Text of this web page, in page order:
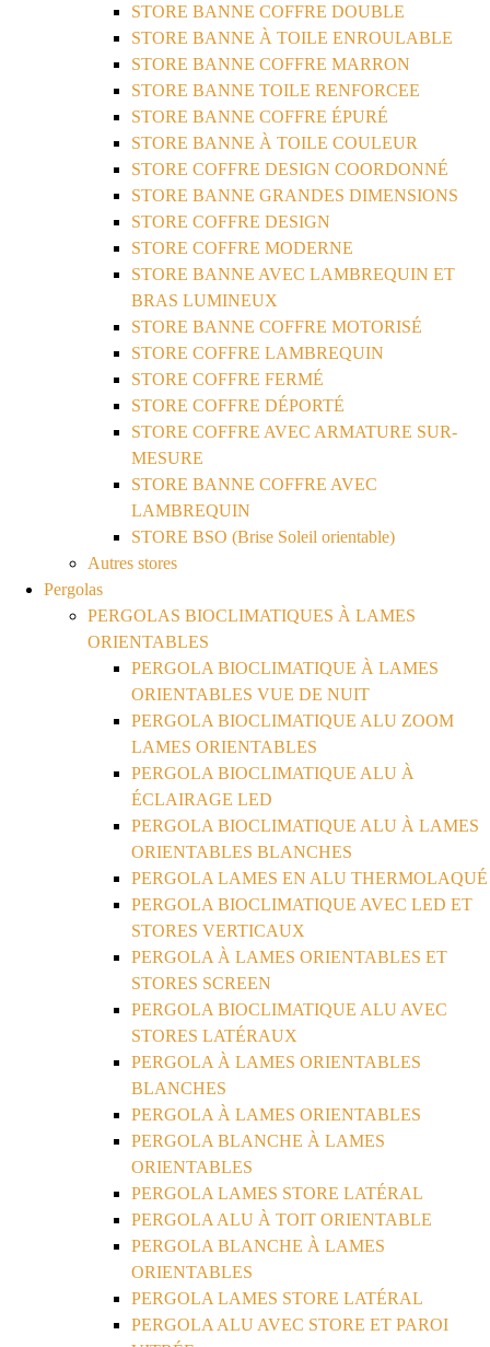
STORE BANNE COFFRE DOUBLE
STORE BANNE À TOILE ENROULABLE
STORE BANNE COFFRE MARRON
STORE BANNE TOILE RENFORCEE
STORE BANNE COFFRE ÉPURÉ
STORE BANNE À TOILE COULEUR
STORE COFFRE DESIGN COORDONNÉ
STORE BANNE GRANDES DIMENSIONS
STORE COFFRE DESIGN
STORE COFFRE MODERNE
STORE BANNE AVEC LAMBREQUIN ET
BRAS LUMINEUX
STORE BANNE COFFRE MOTORISÉ
STORE COFFRE LAMBREQUIN
STORE COFFRE FERMÉ
STORE COFFRE DÉPORTÉ
STORE COFFRE AVEC ARMATURE SUR-
MESURE
STORE BANNE COFFRE AVEC
LAMBREQUIN
STORE BSO (Brise Soleil orientable)
Autres stores
Pergolas
PERGOLAS BIOCLIMATIQUES À LAMES
ORIENTABLES
PERGOLA BIOCLIMATIQUE À LAMES
ORIENTABLES VUE DE NUIT
PERGOLA BIOCLIMATIQUE ALU ZOOM
LAMES ORIENTABLES
PERGOLA BIOCLIMATIQUE ALU À
ÉCLAIRAGE LED
PERGOLA BIOCLIMATIQUE ALU À LAMES
ORIENTABLES BLANCHES
PERGOLA LAMES EN ALU THERMOLAQUÉ
PERGOLA BIOCLIMATIQUE AVEC LED ET
STORES VERTICAUX
PERGOLA À LAMES ORIENTABLES ET
STORES SCREEN
PERGOLA BIOCLIMATIQUE ALU AVEC
STORES LATÉRAUX
PERGOLA À LAMES ORIENTABLES
BLANCHES
PERGOLA À LAMES ORIENTABLES
PERGOLA BLANCHE À LAMES
ORIENTABLES
PERGOLA LAMES STORE LATÉRAL
PERGOLA ALU À TOIT ORIENTABLE
PERGOLA BLANCHE À LAMES
ORIENTABLES
PERGOLA LAMES STORE LATÉRAL
PERGOLA ALU AVEC STORE ET PAROI